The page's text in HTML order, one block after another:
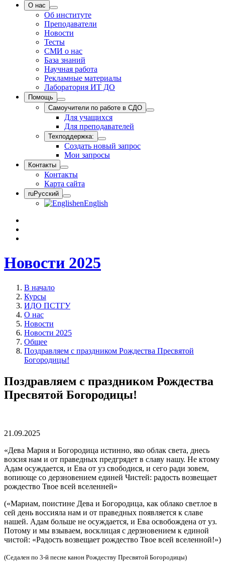
О нас
Об институте
Преподаватели
Новости
Тесты
СМИ о нас
База знаний
Научная работа
Рекламные материалы
Лаборатория ИТ ДО
Помощь
Самоучители по работе в СДО
Для учащихся
Для преподавателей
Техподдержка:
Создать новый запрос
Мои запросы
Контакты
Контакты
Карта сайта
ruРусский
enEnglish
Новости 2025
В начало
Курсы
ИДО ПСТГУ
О нас
Новости
Новости 2025
Общее
Поздравляем с праздником Рождества Пресвятой
Богородицы!
Поздравляем с праздником Рождества
Пресвятой Богородицы!
21.09.2025
«Дева Мария и Богородица истинно, яко облак света, днесь
возсия нам и от праведных предгрядет в славу нашу. Не ктому
Адам осуждается, и Ева от уз свободися, и сего ради зовем,
вопиюще со дерзновением единей Чистей: радость возвещает
рождество Твое всей вселенней»
(«Мариам, поистине Дева и Богородица, как облако светлое в
сей день воссияла нам и от праведных появляется к славе
нашей. Адам больше не осуждается, и Ева освобождена от уз.
Потому и мы взываем, восклицая с дерзновением к единой
чистой: «Радость возвещает рождество Твое всей вселенной!»)
(Седален по 3-й песне канон Рождеству Пресвятой Богородицы)